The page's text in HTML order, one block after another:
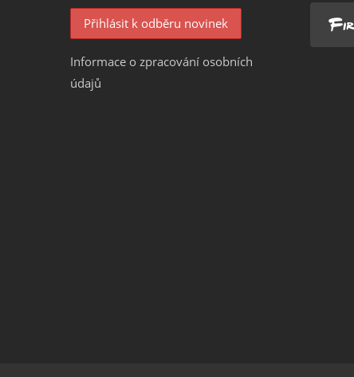
Informace o zpracování osobních
údajů